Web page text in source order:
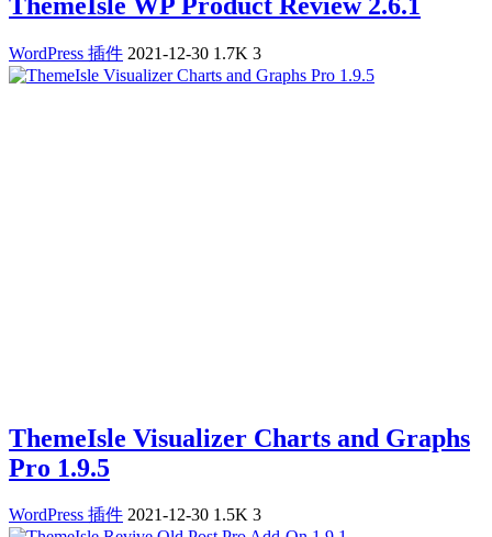
WordPress 插件 2021-12-30 1.7K 3
ThemeIsle Visualizer Charts and Graphs
Pro 1.9.5
WordPress 插件 2021-12-30 1.5K 3